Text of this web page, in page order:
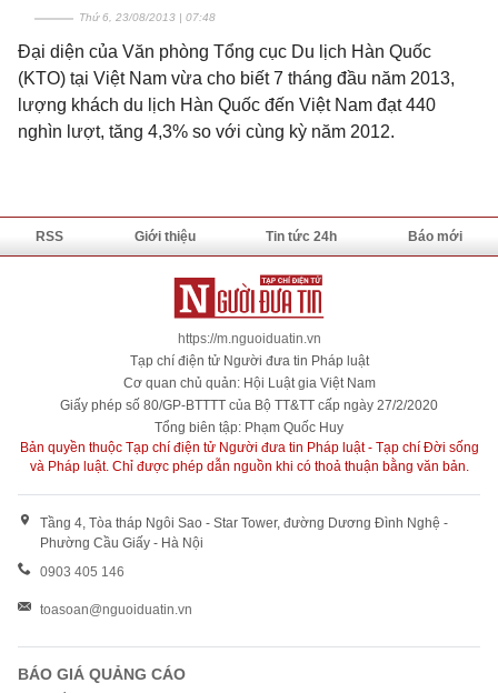
Thứ 6, 23/08/2013 | 07:48
Đại diện của Văn phòng Tổng cục Du lịch Hàn Quốc
(KTO) tại Việt Nam vừa cho biết 7 tháng đầu năm 2013,
lượng khách du lịch Hàn Quốc đến Việt Nam đạt 440
nghìn lượt, tăng 4,3% so với cùng kỳ năm 2012.
RSS Giới thiệu Tin tức 24h Báo mới
https://m.nguoiduatin.vn
Tạp chí điện tử Người đưa tin Pháp luật
Cơ quan chủ quản: Hội Luật gia Việt Nam
Giấy phép số 80/GP-BTTTT của Bộ TT&TT cấp ngày 27/2/2020
Tổng biên tập: Phạm Quốc Huy
Bản quyền thuộc Tạp chí điện tử Người đưa tin Pháp luật - Tạp chí Đời sống
và Pháp luật. Chỉ được phép dẫn nguồn khi có thoả thuận bằng văn bản.
Tầng 4, Tòa tháp Ngôi Sao - Star Tower, đường Dương Đình Nghệ -
Phường Cầu Giấy - Hà Nội
0903 405 146
toasoan@nguoiduatin.vn
BÁO GIÁ QUẢNG CÁO